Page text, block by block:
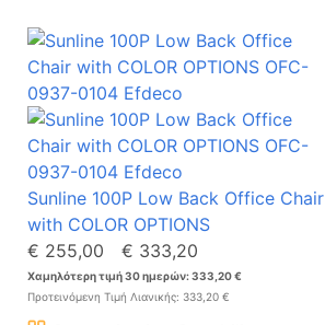
Sunline 100P Low Back Office Chair
with COLOR OPTIONS
€ 255,00
€ 333,20
Χαμηλότερη τιμή 30 ημερών: 333,20 €
Προτεινόμενη Τιμή Λιανικής: 333,20 €